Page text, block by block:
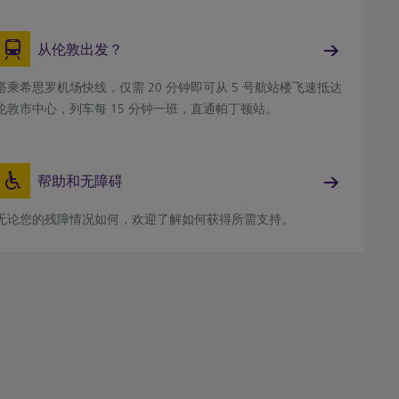
从伦敦出发？
乘希思罗机场快线，仅需 20 分钟即可从 5 号航站楼飞速抵达
敦市中心，列车每 15 分钟一班，直通帕丁顿站。
帮助和无障碍
论您的残障情况如何，欢迎了解如何获得所需支持。